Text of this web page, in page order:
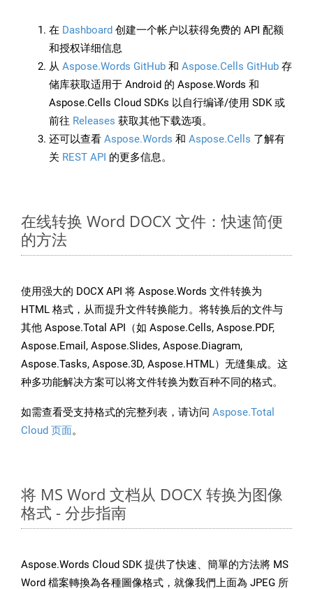
在 Dashboard 创建一个帐户以获得免费的 API 配额
和授权详细信息
从 Aspose.Words GitHub 和 Aspose.Cells GitHub 存
储库获取适用于 Android 的 Aspose.Words 和
Aspose.Cells Cloud SDKs 以自行编译/使用 SDK 或
前往 Releases 获取其他下载选项。
还可以查看 Aspose.Words 和 Aspose.Cells 了解有
关 REST API 的更多信息。
在线转换 Word DOCX 文件：快速简便
的方法
使用强大的 DOCX API 将 Aspose.Words 文件转换为
HTML 格式，从而提升文件转换能力。将转换后的文件与
其他 Aspose.Total API（如 Aspose.Cells, Aspose.PDF,
Aspose.Email, Aspose.Slides, Aspose.Diagram,
Aspose.Tasks, Aspose.3D, Aspose.HTML）无缝集成。这
种多功能解决方案可以将文件转换为数百种不同的格式。
如需查看受支持格式的完整列表，请访问 Aspose.Total
Cloud 页面。
将 MS Word 文档从 DOCX 转换为图像
格式 - 分步指南
Aspose.Words Cloud SDK 提供了快速、簡單的方法將 MS
Word 檔案轉換為各種圖像格式，就像我們上面為 JPEG 所